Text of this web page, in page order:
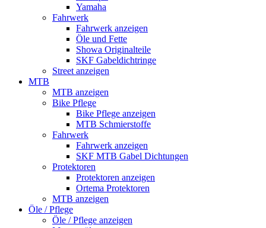
Yamaha
Fahrwerk
Fahrwerk anzeigen
Öle und Fette
Showa Originalteile
SKF Gabeldichtringe
Street anzeigen
MTB
MTB anzeigen
Bike Pflege
Bike Pflege anzeigen
MTB Schmierstoffe
Fahrwerk
Fahrwerk anzeigen
SKF MTB Gabel Dichtungen
Protektoren
Protektoren anzeigen
Ortema Protektoren
MTB anzeigen
Öle / Pflege
Öle / Pflege anzeigen